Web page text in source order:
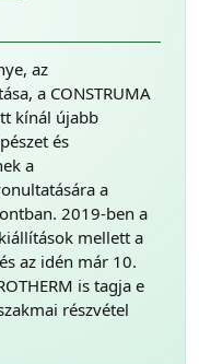
az
a CONSTRUMA
kínál újabb
és
a
a
2019-ben a
mellett a
az idén már 10.
is tagja e
részvétel